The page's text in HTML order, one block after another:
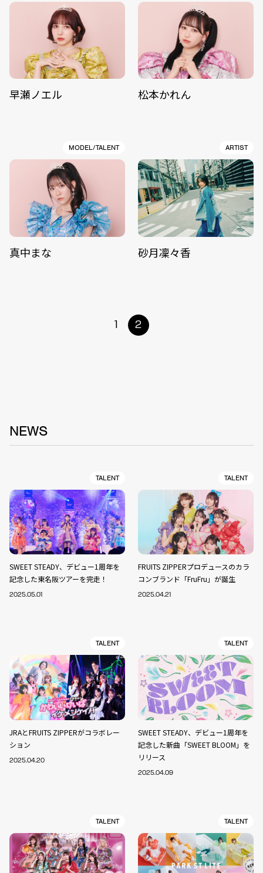
早瀬ノエル 松本かれん
MODEL/TALENT
真中まな
ARTIST
砂月凜々香
1 2
NEWS
TALENT
SWEET STEADY、デビュー1周年を
記念した東名阪ツアーを完走！
2025.05.01
TALENT
FRUITS ZIPPERプロデュースのカラ
コンブランド「FruFru」が誕生
2025.04.21
TALENT
JRAとFRUITS ZIPPERがコラボレー
ション
2025.04.20
TALENT
SWEET STEADY、デビュー1周年を
記念した新曲「SWEET BLOOM」を
リリース
2025.04.09
TALENT TALENT